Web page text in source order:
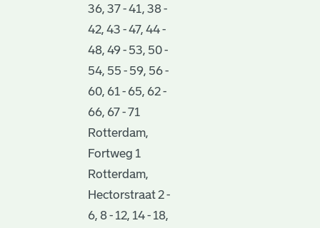
36, 37 - 41, 38 -
42, 43 - 47, 44 -
48, 49 - 53, 50 -
54, 55 - 59, 56 -
60, 61 - 65, 62 -
66, 67 - 71
Rotterdam,
Fortweg 1
Rotterdam,
Hectorstraat 2 -
6, 8 - 12, 14 - 18,